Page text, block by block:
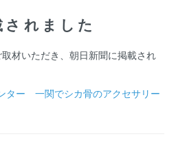
れました
材いただき、朝日新聞に掲載され
ター 一関でシカ骨のアクセサリー